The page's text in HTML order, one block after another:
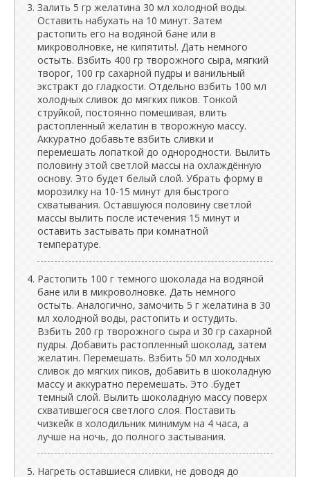
Залить 5 гр желатина 30 мл холодной воды.
Оставить набухать на 10 минут. Затем
растопить его на водяной бане или в
микроволновке, не кипятить!. Дать немного
остыть. Взбить 400 гр творожного сыра, мягкий
творог, 100 гр сахарной пудры и ванильный
экстракт до гладкости. Отдельно взбить 100 мл
холодных сливок до мягких пиков. Тонкой
струйкой, постоянно помешивая, влить
растопленный желатин в творожную массу.
Аккуратно добавьте взбить сливки и
перемешать лопаткой до однородности. Вылить
половину этой светлой массы на охлаждённую
основу. Это будет белый слой. Убрать форму в
морозилку на 10-15 минут для быстрого
схватывания. Оставшуюся половину светлой
массы вылить после истечения 15 минут и
оставить застывать при комнатной
температуре.
Растопить 100 г темного шоколада на водяной
бане или в микроволновке. Дать немного
остыть. Аналогично, замочить 5 г желатина в 30
мл холодной воды, растопить и остудить.
Взбить 200 гр творожного сыра и 30 гр сахарной
пудры. Добавить растопленный шоколад, затем
желатин. Перемешать. Взбить 50 мл холодных
сливок до мягких пиков, добавить в шоколадную
массу и аккуратно перемешать. Это .будет
темный слой. Вылить шоколадную массу поверх
схватившегося светлого слоя. Поставить
чизкейк в холодильник минимум на 4 часа, а
лучше на ночь, до полного застывания.
Нагреть оставшиеся сливки, не доводя до